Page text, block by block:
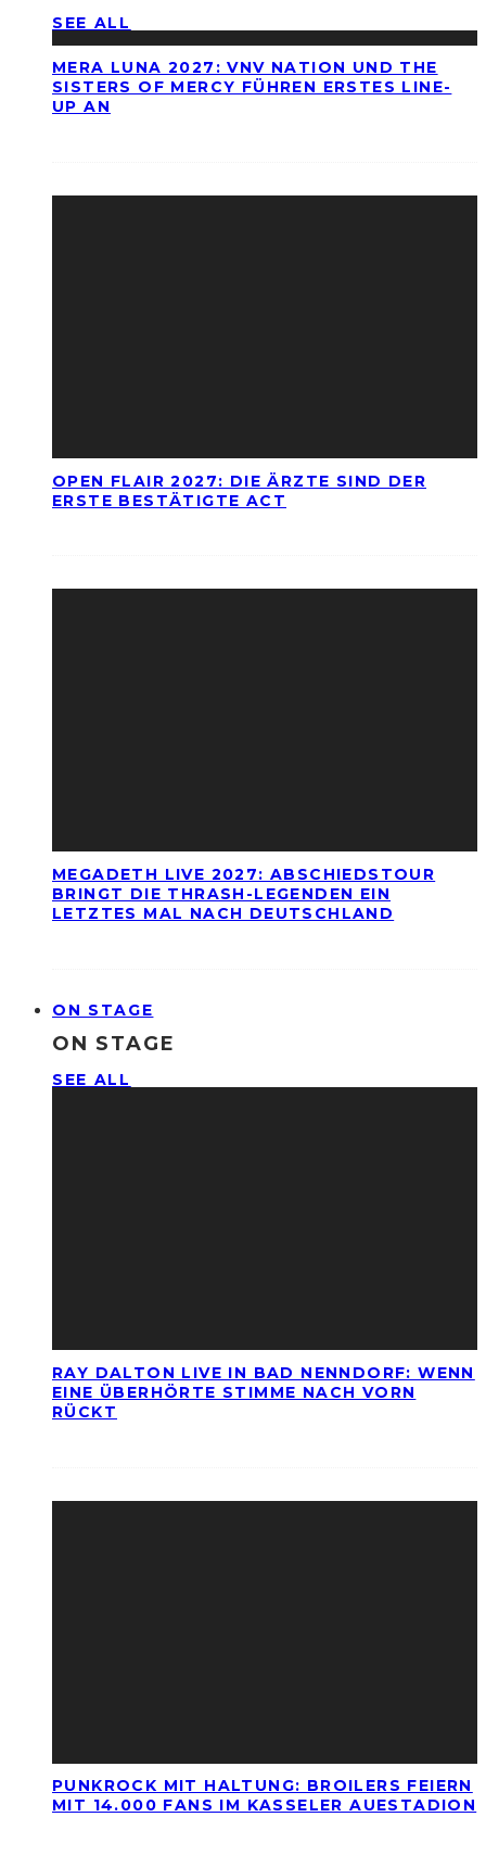
SEE ALL
MERA LUNA 2027: VNV NATION UND THE
SISTERS OF MERCY FÜHREN ERSTES LINE-
UP AN
OPEN FLAIR 2027: DIE ÄRZTE SIND DER
ERSTE BESTÄTIGTE ACT
MEGADETH LIVE 2027: ABSCHIEDSTOUR
BRINGT DIE THRASH-LEGENDEN EIN
LETZTES MAL NACH DEUTSCHLAND
ON STAGE
ON STAGE
SEE ALL
RAY DALTON LIVE IN BAD NENNDORF: WENN
EINE ÜBERHÖRTE STIMME NACH VORN
RÜCKT
PUNKROCK MIT HALTUNG: BROILERS FEIERN
MIT 14.000 FANS IM KASSELER AUESTADION